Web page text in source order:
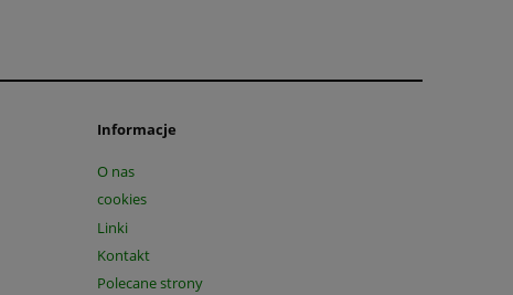
Informacje
O nas
cookies
Linki
Kontakt
Polecane strony